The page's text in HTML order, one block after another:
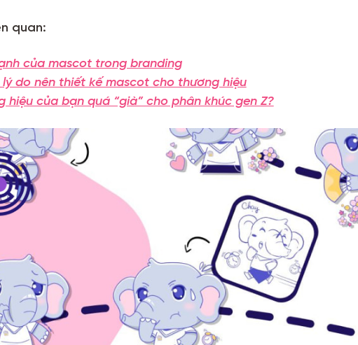
quan:
của mascot trong branding
lý do nên thiết kế mascot cho thương hiệu
hiệu của bạn quá “già” cho phân khúc gen Z?